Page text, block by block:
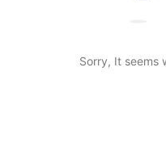
Sorry, It seems